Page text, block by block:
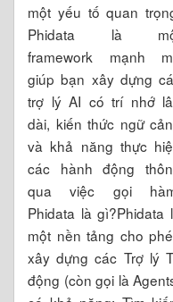
một yếu tố quan
Phidata là
framework mạnh
giúp bạn xây dựng
trợ lý AI có trí nhớ
dài, kiến thức ngữ
và khả năng thực
các hành động
qua việc gọi
Phidata là gì?Phidata
một nền tảng cho
xây dựng các Trợ lý
động (còn gọi là